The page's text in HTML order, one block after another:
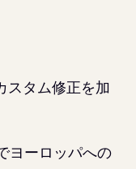
スタム修正を加
ーロッパへの